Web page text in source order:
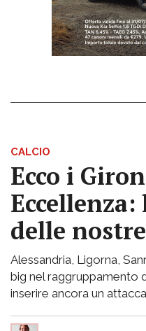
CALCIO
Ecco i
delle nostre
Alessandria, Ligorna,
big nel raggruppamento
inserire ancora un